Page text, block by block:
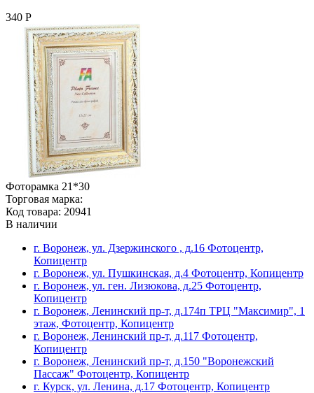
340 Р
Фоторамка 21*30
Торговая марка:
Код товара: 20941
В наличии
г. Воронеж, ул. Дзержинского , д.16 Фотоцентр,
Копицентр
г. Воронеж, ул. Пушкинская, д.4 Фотоцентр, Копицентр
г. Воронеж, ул. ген. Лизюкова, д.25 Фотоцентр,
Копицентр
г. Воронеж, Ленинский пр-т, д.174п ТРЦ "Максимир", 1
этаж, Фотоцентр, Копицентр
г. Воронеж, Ленинский пр-т, д.117 Фотоцентр,
Копицентр
г. Воронеж, Ленинский пр-т, д.150 "Воронежский
Пассаж" Фотоцентр, Копицентр
г. Курск, ул. Ленина, д.17 Фотоцентр, Копицентр